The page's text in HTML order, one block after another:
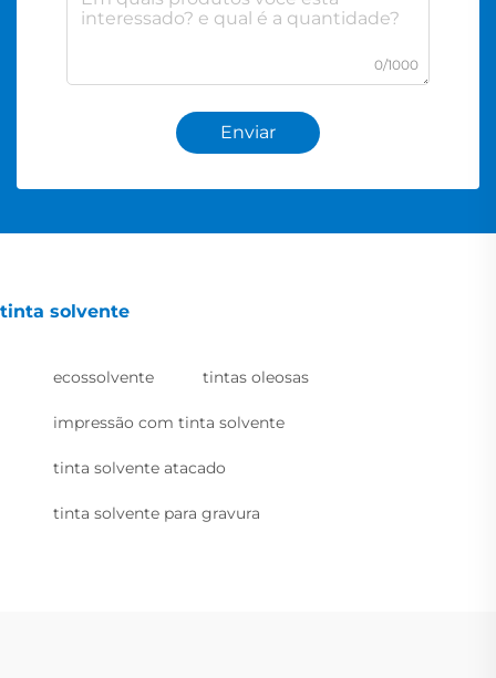
0/1000
Enviar
tinta solvente
ecossolvente tintas oleosas
impressão com tinta solvente
tinta solvente atacado
tinta solvente para gravura